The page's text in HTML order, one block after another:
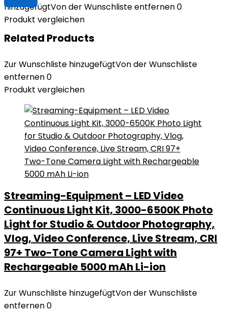
hinzugefügtVon der Wunschliste entfernen0
Produkt vergleichen
Related Products
Zur Wunschliste hinzugefügtVon der Wunschliste
entfernen0
Produkt vergleichen
Streaming-Equipment – LED Video
Continuous Light Kit, 3000-6500K Photo
Light for Studio & Outdoor Photography,
Vlog, Video Conference, Live Stream, CRI
97+ Two-Tone Camera Light with
Rechargeable 5000 mAh Li-ion
Zur Wunschliste hinzugefügtVon der Wunschliste
entfernen0